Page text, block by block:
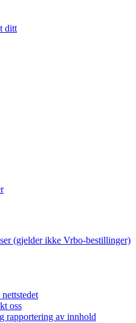
ditt
(gjelder ikke Vrbo-bestillinger)
oss
rapportering av innhold